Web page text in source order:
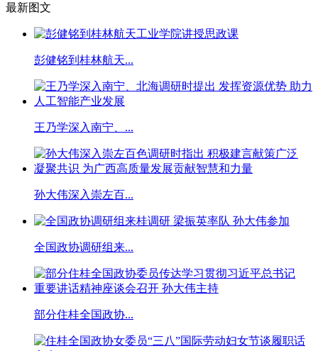
最新图文
彭健铭到桂林航天...
王乃学深入南宁、...
孙大伟深入崇左百...
全国政协调研组来...
部分住桂全国政协...